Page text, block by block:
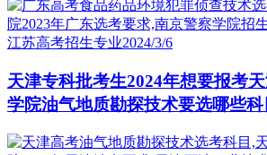
江苏高考招生专业2024/3/6
天津专科批考生2024年想要报考
学院油气地质勘探技术要选哪些科